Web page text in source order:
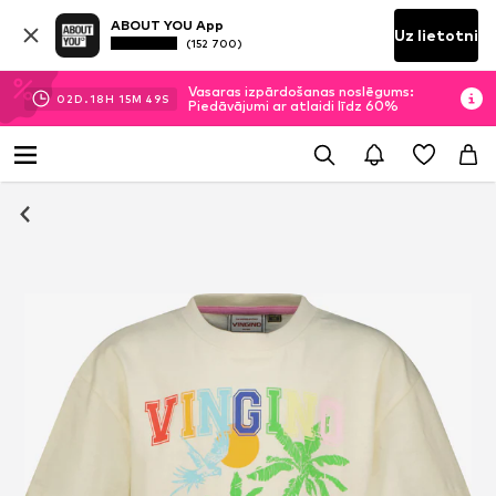
ABOUT YOU App
(152 700) Uz lietotni
02D.18H 15M 48S
Vasaras izpārdošanas noslēgums:
Piedāvājumi ar atlaidi līdz 60%